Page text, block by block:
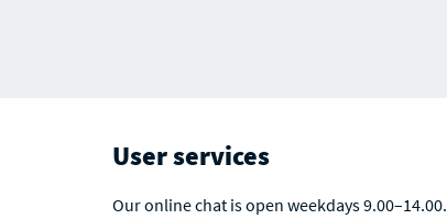
User services
Our online chat is open weekdays 9.00–14.00.